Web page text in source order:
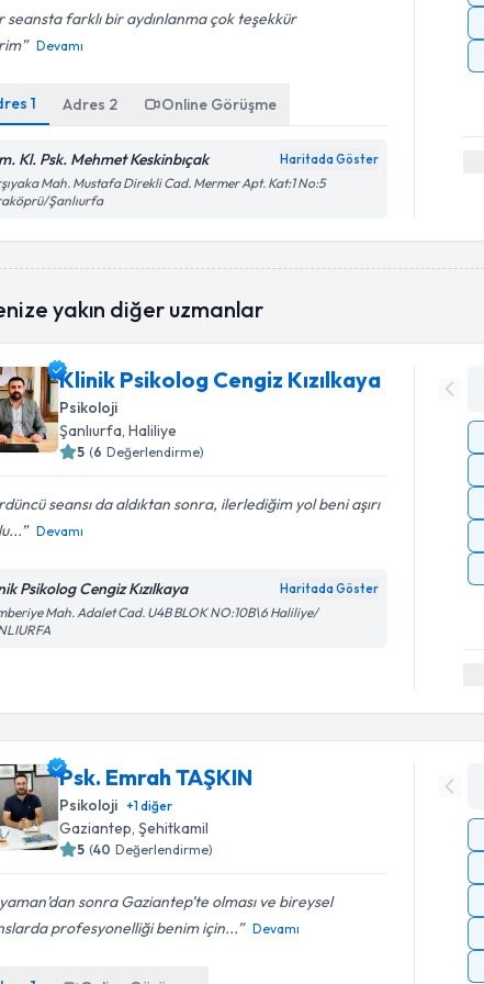
seansta farklı bir aydınlanma çok teşekkür
Devamı
1 Adres 2 Online Görüşme
Kl. Psk. Mehmet Keskinbıçak Haritada Göster
Mah. Mustafa Direkli Cad. Mermer Apt. Kat:1 No:5
Şanlıurfa
yakın diğer uzmanlar
Klinik Psikolog Cengiz Kızılkaya
Psikoloji
Şanlıurfa, Haliliye
5 (6 Değerlendirme)
seansı da aldıktan sonra, ilerlediğim yol beni aşırı
Devamı
Psikolog Cengiz Kızılkaya Haritada Göster
Mah. Adalet Cad. U4B BLOK NO:10B\6 Haliliye/
Psk. Emrah TAŞKIN
Psikoloji +1diğer
Gaziantep , Şehitkamil
5 (40 Değerlendirme)
sonra Gaziantep’te olması ve bireysel
profesyonelliği benim için...
Devamı